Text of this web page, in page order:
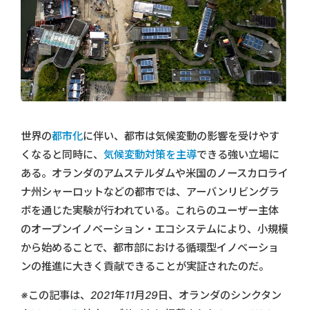
世界の都市化に伴い、都市は気候変動の影響を受けやす
くなると同時に、 気候変動対策を主導できる強い立場に
ある。オランダのアムステルダムや米国のノースカロライ
ナ州シャーロットなどの都市では、アーバンリビングラ
ボを通じた実験が行われている。これらのユーザー主体
のオープンイノベーション・エコシステムにより、小規模
から始めることで、都市部における循環型イノベーショ
ンの推進に大きく貢献できることが実証されたのだ。
※この記事は、2021年11月29日、オランダのシンクタン